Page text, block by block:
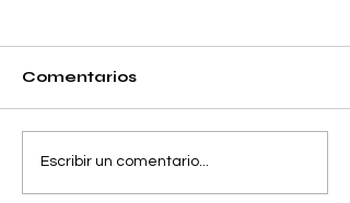
Separando la
Precisión y el Error
Comentarios
Escribir un comentario...